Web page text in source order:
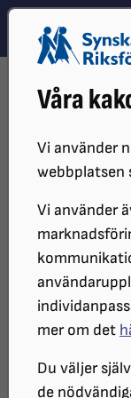
Våra
Vi använder
webbplatsen
Vi använder
mer om det
Du väljer
de
Hoppa till
Hoppa till hitta
FÖLJ
Tre av de
Paralympics,
Lindström,
Olsson /